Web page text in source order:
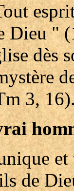
Dieu "
dès
3,
de